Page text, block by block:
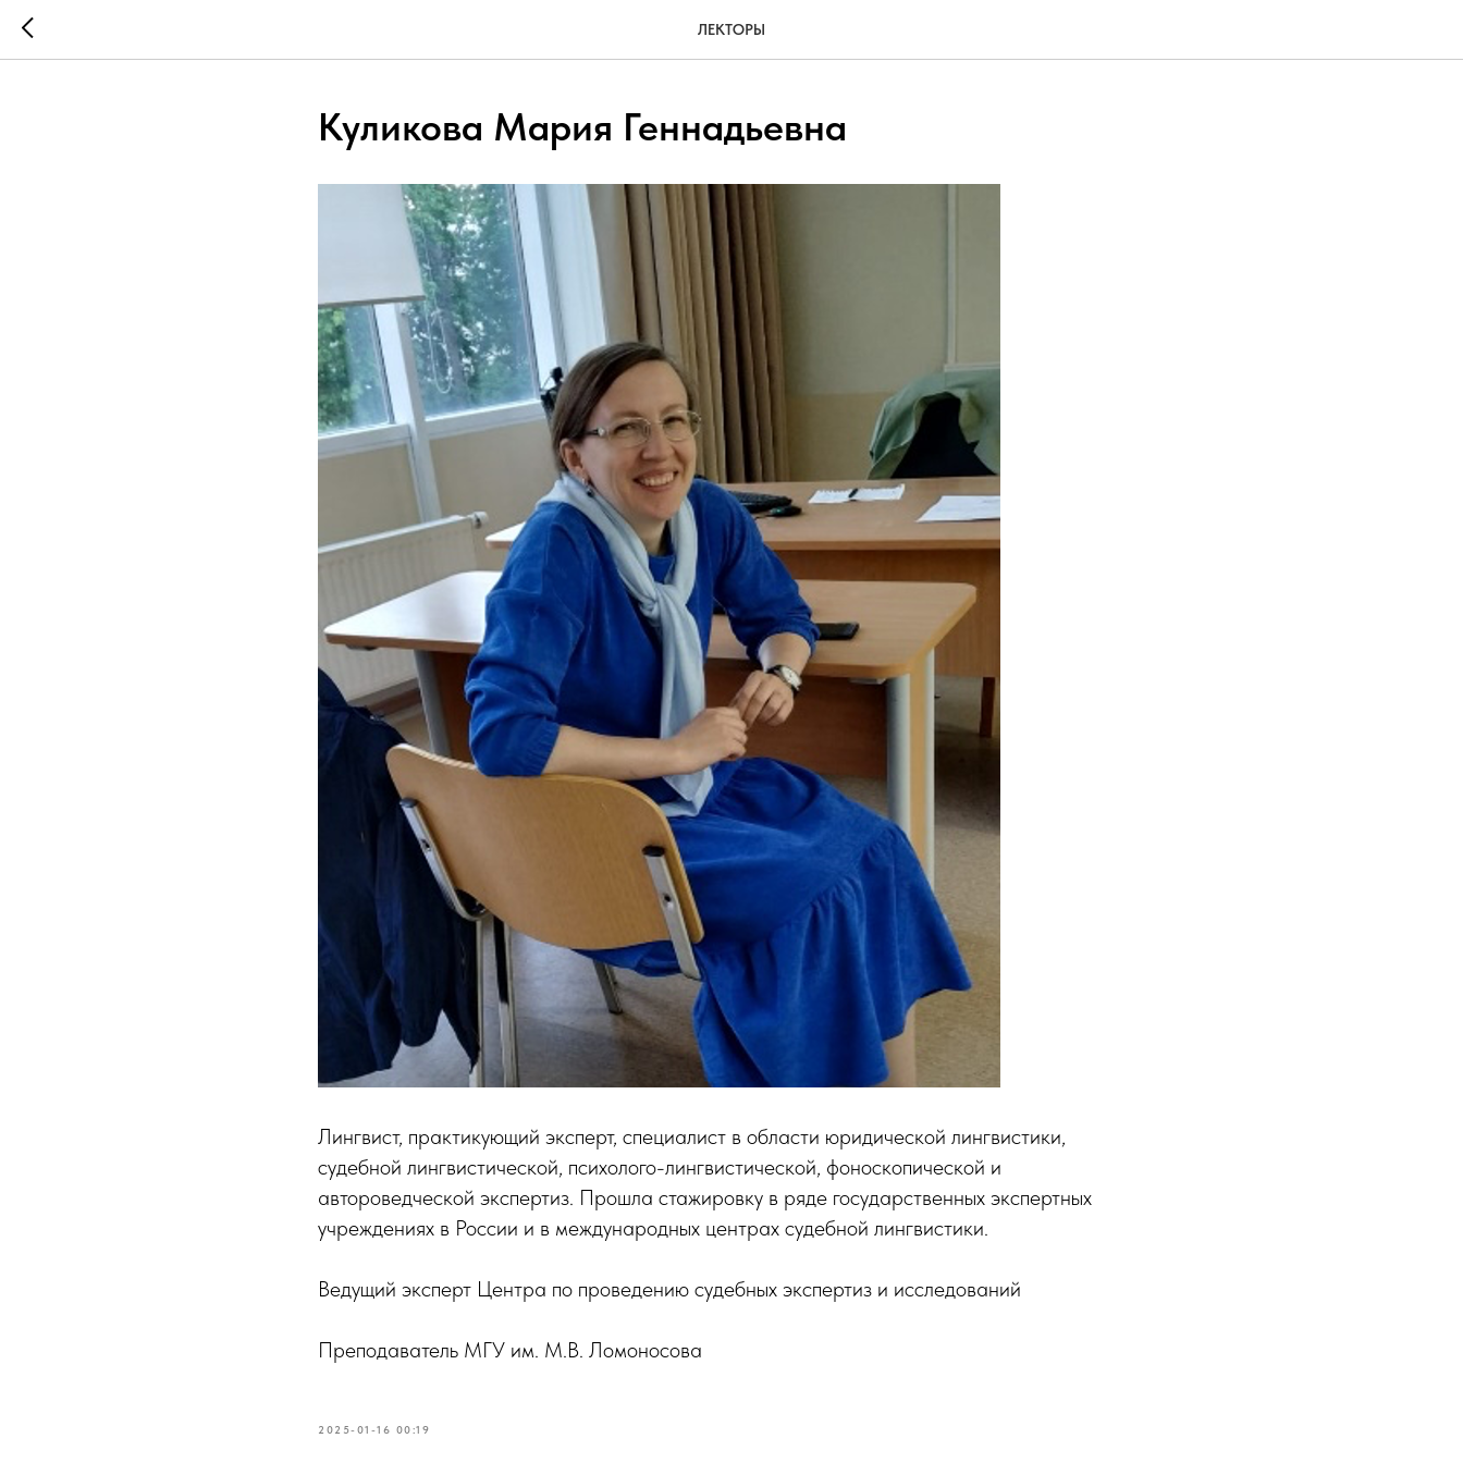
ЛЕКТОРЫ
Куликова Мария Геннадьевна
Лингвист, практикующий эксперт, специалист в области юридической лингвистики,
судебной лингвистической, психолого-лингвистической, фоноскопической и
автороведческой экспертиз. Прошла стажировку в ряде государственных экспертных
учреждениях в России и в международных центрах судебной лингвистики.
Ведущий эксперт Центра по проведению судебных экспертиз и исследований
Преподаватель МГУ им. М.В. Ломоносова
2025-01-16 00:19